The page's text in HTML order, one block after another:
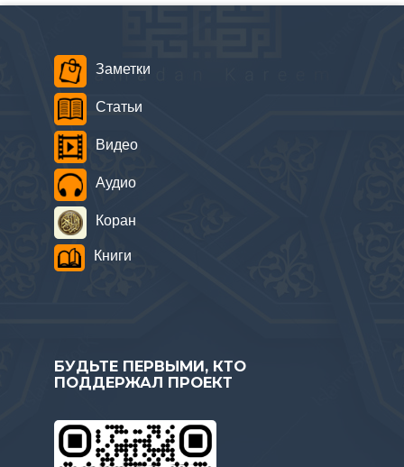
Заметки
Статьи
Видео
Аудио
Коран
Книги
БУДЬТЕ ПЕРВЫМИ, КТО
ПОДДЕРЖАЛ ПРОЕКТ